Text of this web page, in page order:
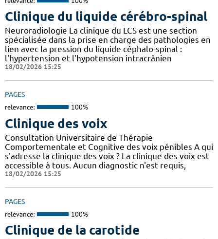
Clinique du liquide cérébro-spinal
Neuroradiologie La clinique du LCS est une section
spécialisée dans la prise en charge des pathologies en
lien avec la pression du liquide céphalo-spinal :
l'hypertension et l'hypotension intracrânien
18/02/2026 15:25
PAGES
relevance: 100%
Clinique des voix
Consultation Universitaire de Thérapie
Comportementale et Cognitive des voix pénibles A qui
s'adresse la clinique des voix ? La clinique des voix est
accessible à tous. Aucun diagnostic n'est requis,
18/02/2026 15:25
PAGES
relevance: 100%
Clinique de la carotide